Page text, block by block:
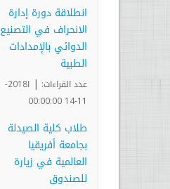
انطلاقة دورة إدارة
الانحراف في التصنيع
الدوائي بالإمدادات
الطبية
عدد القراءات: |
ا2018-
11-14 00:00:00
طلاب كلية الصيدلة
بجامعة أفريقيا
العالمية في زيارة
للصندوق